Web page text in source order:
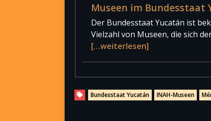
Museen im Bundesstaat
Der Bundesstaat Yucatán ist
Vielzahl von Museen, die sich
[…weiterlesen]
Bundesstaat Yucatán INAH-Museen